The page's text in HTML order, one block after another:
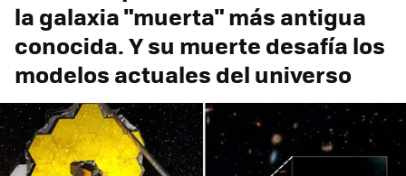
la galaxia "muerta" más antigua
conocida. Y su muerte desafía los
modelos actuales del universo